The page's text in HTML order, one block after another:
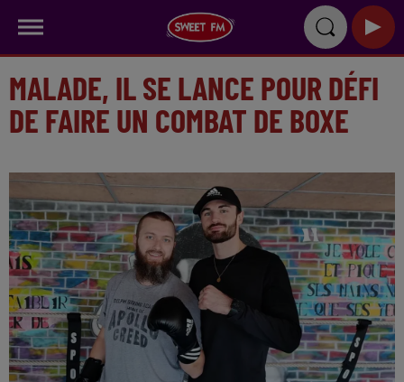
MALADE, IL SE LANCE POUR DÉFI
DE FAIRE UN COMBAT DE BOXE